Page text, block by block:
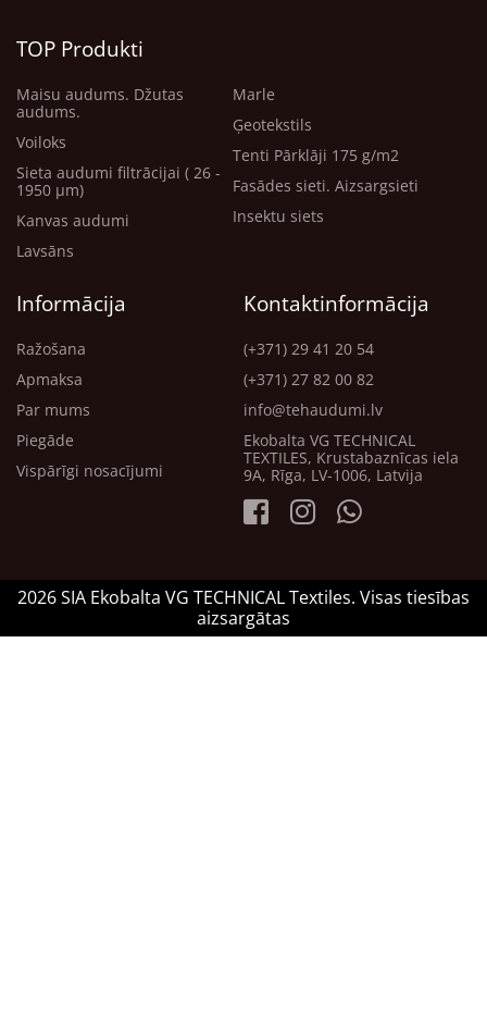
TOP Produkti
Maisu audums. Džutas
audums.
Voiloks
Sieta audumi filtrācijai ( 26 -
1950 μm)
Kanvas audumi
Lavsāns
Marle
Ģeotekstils
Tenti Pārklāji 175 g/m2
Fasādes sieti. Aizsargsieti
Insektu siets
Informācija
Ražošana
Apmaksa
Par mums
Piegāde
Vispārīgi nosacījumi
Kontaktinformācija
(+371) 29 41 20 54
(+371) 27 82 00 82
info@tehaudumi.lv
Ekobalta VG TECHNICAL
TEXTILES, Krustabaznīcas iela
9A, Rīga, LV-1006, Latvija
2026 SIA Ekobalta VG TECHNICAL Textiles. Visas tiesības
aizsargātas